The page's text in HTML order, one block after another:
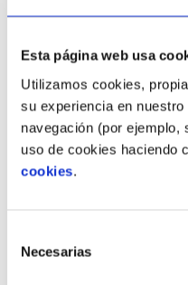
Esta página web usa
Utilizamos cookies,
su experiencia en
navegación (por ejemplo,
uso de cookies haciendo
cookies.
Necesarias